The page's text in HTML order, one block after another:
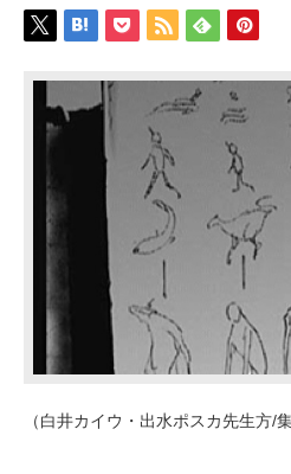
（白井カイウ・出水ポスカ先生方/